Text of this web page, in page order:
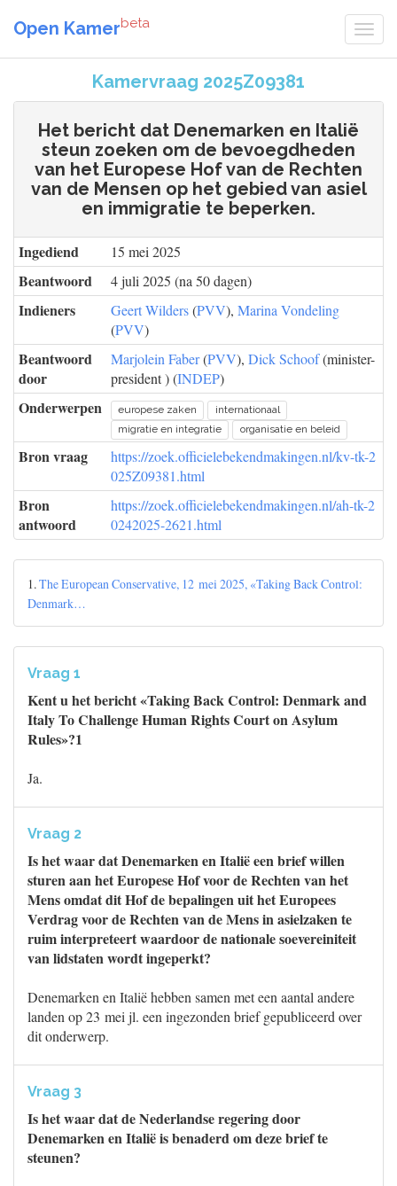
Open Kamerbeta
Kamervraag 2025Z09381
Het bericht dat Denemarken en Italië
steun zoeken om de bevoegdheden
van het Europese Hof van de Rechten
van de Mensen op het gebied van asiel
en immigratie te beperken.
Ingediend 15 mei 2025
Beantwoord 4 juli 2025 (na 50 dagen)
Indieners Geert Wilders(PVV), Marina Vondeling
(PVV)
Beantwoord
door
Marjolein Faber(PVV), Dick Schoof(minister-
president ) (INDEP)
Onderwerpen europese zaken
internationaal
migratie en integratie
organisatie en beleid
Bron vraag
https://zoek.officielebekendmakingen.nl/kv-tk-2
025Z09381.html
Bron
antwoord
https://zoek.officielebekendmakingen.nl/ah-tk-2
0242025-2621.html
1.The European Conservative, 12 mei 2025, «Taking Back Control:
Denmark…
Vraag 1
Kent u het bericht «Taking Back Control: Denmark and
Italy To Challenge Human Rights Court on Asylum
Rules»?1
Ja.
Vraag 2
Is het waar dat Denemarken en Italië een brief willen
sturen aan het Europese Hof voor de Rechten van het
Mens omdat dit Hof de bepalingen uit het Europees
Verdrag voor de Rechten van de Mens in asielzaken te
ruim interpreteert waardoor de nationale soevereiniteit
van lidstaten wordt ingeperkt?
Denemarken en Italië hebben samen met een aantal andere
landen op 23 mei jl. een ingezonden brief gepubliceerd over
dit onderwerp.
Vraag 3
Is het waar dat de Nederlandse regering door
Denemarken en Italië is benaderd om deze brief te
steunen?